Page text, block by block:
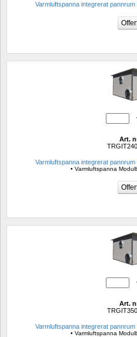
Varmluftspanna integrerat
Art.
Varmluftspanna integrerat
• Varmluftspanna
Art.
Varmluftspanna integrerat
• Varmluftspanna